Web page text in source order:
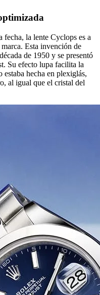
fecha, la lente Cyclops es a
Esta invención de
de 1950 y se presentó
Su efecto lupa facilita la
hecha en plexiglás,
al igual que el cristal del